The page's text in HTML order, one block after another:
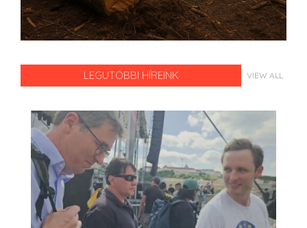
LEGUTÓBBI HÍREINK VIEW ALL